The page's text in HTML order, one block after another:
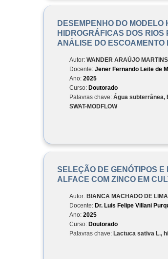
DESEMPENHO DO
HIDROGRÁFICAS DOS
ANÁLISE DO
Autor: WANDER ARAÚJO MARTINS
Docente: Jener Fernando Leite de
Ano: 2025
Curso: Doutorado
Palavras chave: Água subterrânea,
SWAT-MODFLOW
SELEÇÃO DE GENÓTIPOS E
ALFACE COM ZINCO EM
Autor: BIANCA MACHADO DE LIMA
Docente: Dr. Luis Felipe Villani
Ano: 2025
Curso: Doutorado
Palavras chave: Lactuca sativa L.,